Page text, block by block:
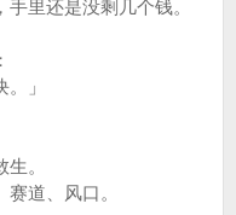
里还是没剩几个钱。
」
。
道、风口。